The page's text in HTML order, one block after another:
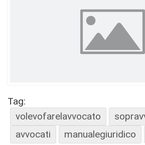
Tag:
volevofarelavvocato
avvocati
manualegiuridico